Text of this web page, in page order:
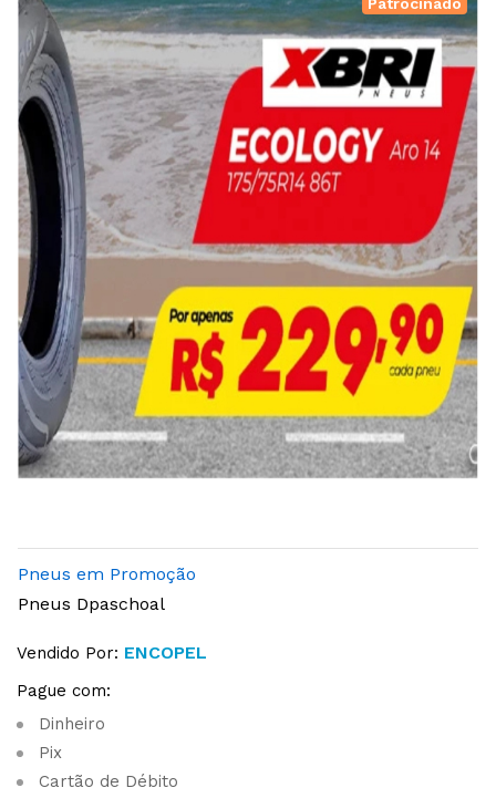
Patrocinado
Pneus em Promoção
Pneus Dpaschoal
Vendido Por: ENCOPEL
Pague com:
Dinheiro
Pix
Cartão de Débito